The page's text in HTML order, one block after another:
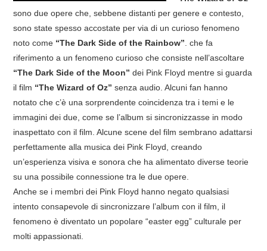
RELICS – SFALCI E RAMAGLIE
PINKFLOYDIANE
POLICY/COOKIES
sono due opere che, sebbene distanti per genere e contesto,
sono state spesso accostate per via di un curioso fenomeno
noto come “The Dark Side of the Rainbow” . che fa
riferimento a un fenomeno curioso che consiste nell’ascoltare
“The Dark Side of the Moon” dei Pink Floyd mentre si guarda
il film “The Wizard of Oz” senza audio. Alcuni fan hanno
notato che c’è una sorprendente coincidenza tra i temi e le
immagini dei due, come se l’album si sincronizzasse in modo
inaspettato con il film. Alcune scene del film sembrano adattarsi
perfettamente alla musica dei Pink Floyd, creando
un’esperienza visiva e sonora che ha alimentato diverse teorie
su una possibile connessione tra le due opere.
Anche se i membri dei Pink Floyd hanno negato qualsiasi
intento consapevole di sincronizzare l’album con il film, il
fenomeno è diventato un popolare “easter egg” culturale per
molti appassionati.